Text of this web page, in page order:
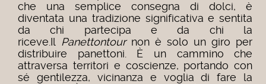
che una semplice consegna di dolci, è
diventata una tradizione significativa e sentita
da chi partecipa e da chi la
riceve. Il Panettontournon è solo un giro per
distribuire panettoni. È un cammino che
attraversa territori e coscienze, portando con
sé gentilezza, vicinanza e voglia di fare la